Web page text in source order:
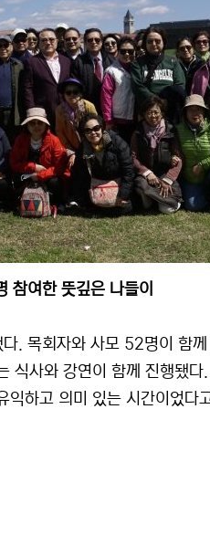
여한 뜻깊은 나들이
. 목회자와 사모 52명이 함
식사와 강연이 함께 진행됐
익하고 의미 있는 시간이었다